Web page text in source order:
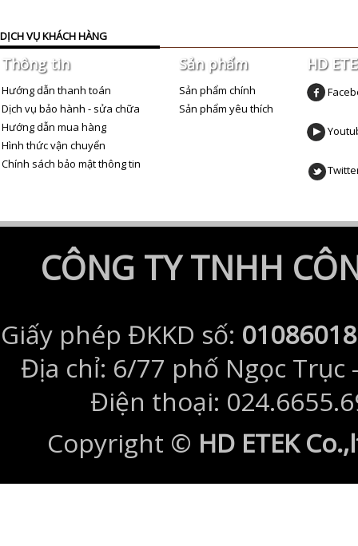
DỊCH VỤ KHÁCH HÀNG
Thông tin
Hướng dẫn thanh toán
Dịch vụ bảo hành - sửa chữa
Hướng dẫn mua hàng
Hình thức vận chuyển
Chính sách bảo mật thông tin
Sản phẩm
Sản phẩm chính
Sản phẩm yêu thích
HD
CÔNG TY TNHH
Giấy phép ĐKKD số:
Địa chỉ: 6/77 phố Ngọc Trục
Điện thoại:
Copyright © HD ETEK